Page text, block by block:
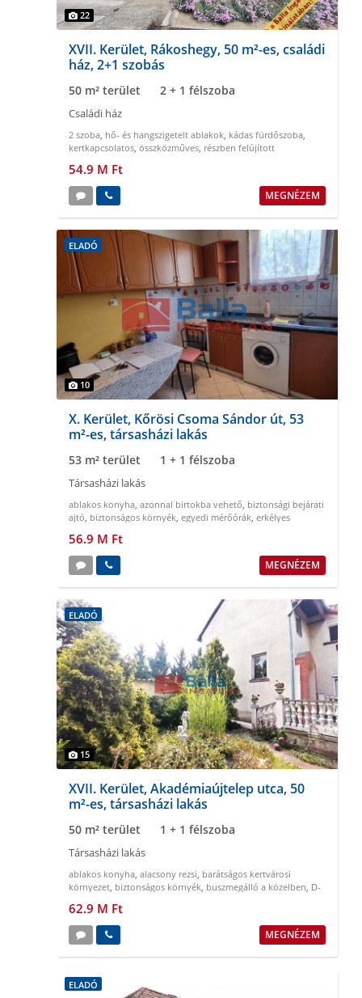
22
XVII. Kerület, Rákoshegy, 50 m²-es, családi
ház, 2+1 szobás
50 m² terület 2 + 1 félszoba
Családi ház
2 szoba, hő- és hangszigetelt ablakok, kádas fürdőszoba,
kertkapcsolatos, összközműves, részben felújított
54.9 M Ft
MEGNÉZEM
ELADÓ
10
X. Kerület, Kőrösi Csoma Sándor út, 53
m²-es, társasházi lakás
53 m² terület 1 + 1 félszoba
Társasházi lakás
ablakos konyha, azonnal birtokba vehető, biztonsági bejárati
ajtó, biztonságos környék, egyedi mérőórák, erkélyes
56.9 M Ft
MEGNÉZEM
ELADÓ
15
XVII. Kerület, Akadémiaújtelep utca, 50
m²-es, társasházi lakás
50 m² terület 1 + 1 félszoba
Társasházi lakás
ablakos konyha, alacsony rezsi, barátságos kertvárosi
környezet, biztonságos környék, buszmegálló a közelben, D-
62.9 M Ft
MEGNÉZEM
ELADÓ